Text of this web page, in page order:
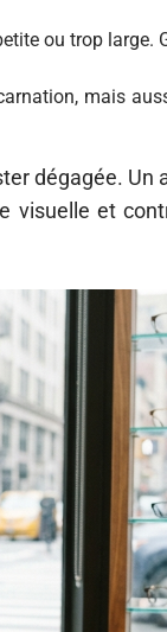
ou trop large.
mais
dégagée. Un
visuelle et